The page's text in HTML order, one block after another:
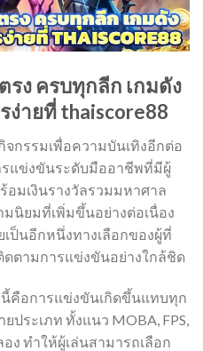
รง ครบทุกลีก เกมดัง
ง่ายที่ thaiscore88
จกรรมเพื่อความบันเทิงอีกต่อ
รแข่งขันระดับมืออาชีพที่มีผู้
มเงินรางวัลรวมมหาศาล
นิยมที่เพิ่มขึ้นอย่างต่อเนื่อง
เป็นอีกหนึ่งทางเลือกของผู้ที่
ตามการแข่งขันอย่างใกล้ชิด
นี้คือการแข่งขันเกิดขึ้นแทบทุก
ระเภท ทั้งแนว MOBA, FPS,
ง ทำให้ผู้เล่นสามารถเลือก